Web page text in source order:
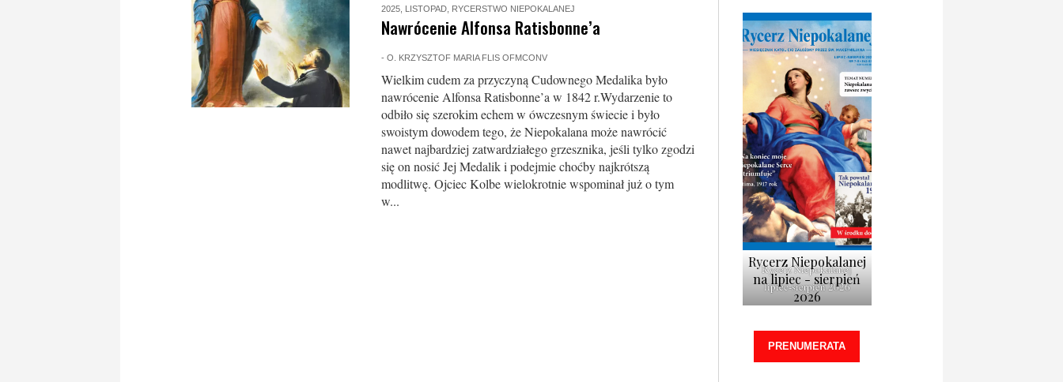
2025, LISTOPAD, RYCERSTWO NIEPOKALANEJ
Nawrócenie Alfonsa Ratisbonne’a
- O. KRZYSZTOF MARIA FLIS OFMCONV
Wielkim cudem za przyczyną Cudownego Medalika było
nawrócenie Alfonsa Ratisbonne’a w 1842 r.Wydarzenie to
odbiło się szerokim echem w ówczesnym świecie i było
swoistym dowodem tego, że Niepokalana może nawrócić
nawet najbardziej zatwardziałego grzesznika, jeśli tylko zgodzi
się on nosić Jej Medalik i podejmie choćby najkrótszą
modlitwę. Ojciec Kolbe wielokrotnie wspominał już o tym
w...
Rycerz Niepokalanej
lipiec-sierpień 2026
Rycerz Niepokalanej
na lipiec - sierpień
2026
PRENUMERATA